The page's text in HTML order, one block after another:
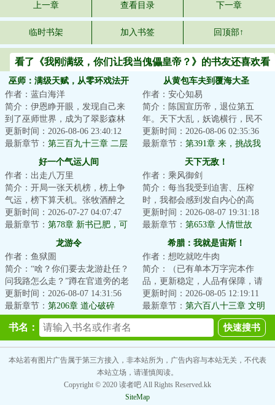
上一章 查看目录 下一章
临时书架 加入书签 回顶部↑
看了《我刚满级，你们让我当傀儡皇帝？》的书友还喜欢看
巫师：满级天赋，从零环戏法开
始
作者：蓝白海洋
简介：伊恩睁开眼，发现自己来
到了巫师世界，成为了翠影森林
的一个巫师学徒。起初，天赋平
平的伊恩只想当...
更新时间：2026-08-06 23:40:12
最新章节： 第三百九十三章 二层
梦境破，新的记忆，提升和惊
喜，直面梅塔特隆！
从黄包车夫到覆海大圣
作者：安心知易
简介：陈国宣历帝，退位第五
年。天下大乱，妖诡横行，民不
聊生。内有军阀割据，武人横
行，肆虐一方，外有...
更新时间：2026-08-06 02:35:36
最新章节： 第391章 来，挑战我
好一个气运人间
作者：出走八万里
简介：开局一张天机榜，榜上争
气运，榜下算天机。张牧酒醉之
间，穿越到了这个聚气运，修武
道的世界。有人...
更新时间：2026-07-27 04:07:47
最新章节： 第78章 新书已肥，可
天下无敌！
作者：乘风御剑
简介：每当我受到迫害、压榨
时，我都会感到发自内心的高
兴、喜悦，因为，还有人敢迫害
我、压榨我，只能证...
更新时间：2026-08-07 19:31:18
最新章节： 第653章 人情世故
龙游令
作者：鱼狱圄
简介：“啥？你们要去龙游赴任？
问我路怎么走？”蹲在官道旁的老
者瞥了眼王让，随即猛猛摇头
道：“别去啦...
更新时间：2026-08-07 14:31:56
最新章节： 第206章 道心破碎
与……龙游？
希腊：我就是宙斯！
作者：想吃就吃牛肉
简介：（已有单本万字完本作
品，更新稳定，人品有保障，请
放心追读）宙斯是最初，是最
终，是天穹的神主。...
更新时间：2026-08-05 12:19:11
最新章节： 第六百八十三章 文明
的发展总是参差不齐
书名：
本站若有图片广告属于第三方接入，非本站所为，广告内容与本站无关，不代表
本站立场，请谨慎阅读。
Copyright © 2020 读者吧 All Rights Reserved.kk
SiteMap